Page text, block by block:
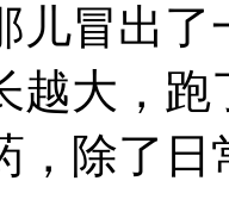
儿冒出
越大，跑
，除了日